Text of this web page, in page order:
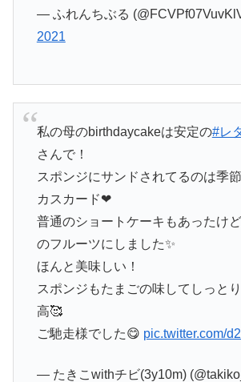
— ふれんちぶる
2021
私の母のbirthdaycakeは安定の#レ
さんで！
スポンジにサンドされてるのは季
カスカード❤
普通のショートケーキもあったけ
のフルーツにしました✨
ほんと美味しい！
スポンジもたまごの味してしっと
高🥰
ご馳走様でした😋 pic.twitter.com/
— たきこwithチビ(3y10m)